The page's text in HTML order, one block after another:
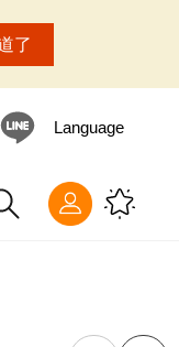
了
Language